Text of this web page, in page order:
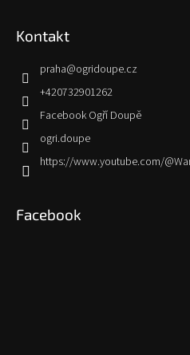
Kontakt
praha@ogridoupe.cz
+420732901262
Facebook Ogří Doupě
ogri.doupe
https://www.youtube.com/
Facebook